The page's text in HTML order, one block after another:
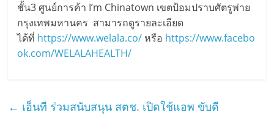
ชั้น3 ศูนย์การค้า I’m Chinatown เขตป้อมปราบศัตรูพ่าย
กรุงเทพมหานคร สามารถดูรายละเอียด
ได้ที่ https://www.welala.co/หรือ https://www.facebo
ok.com/WELALAHEALTH/
← เอ็นที ร่วมสนับสนุน สตช. เปิดใช้แอพ ขับดี